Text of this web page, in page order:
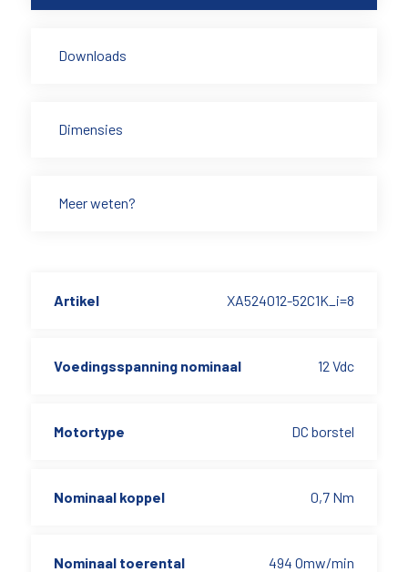
Downloads
Dimensies
Meer weten?
Artikel XA524012-52C1K_i=8
Voedingsspanning nominaal 12 Vdc
Motortype DC borstel
Nominaal koppel 0,7 Nm
Nominaal toerental 494 Omw/min